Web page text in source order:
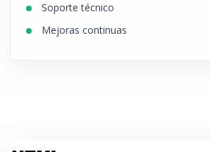
Soporte técnico
Mejoras continuas